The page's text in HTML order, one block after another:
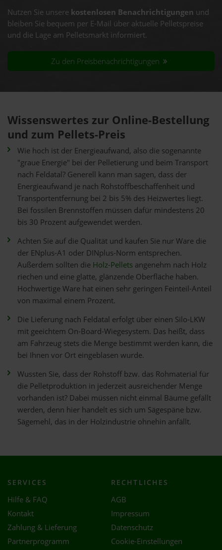
Nutzen Sie unsere kostenlosen Benachrichtigungen und
bleiben Sie bequem per E-Mail über aktuelle Pelletspreise
und die Lage am Pelletsmarkt informiert.
Zu den Preisbenachrichtigungen
Wissenswertes zur Online-Bestellung
und zum Pellets-Preis
Wie hoch ist der Energieaufwand, also die sogenannte
"graue Energie" bei der Pelletierung und beim Transport
nach Feldatal? Generell kann man sagen, dass der
Energieaufwand je nach Rohstoffbeschaffenheit und
Transportentfernung bei 2 bis 5% des Heizwertes liegt.
Bei fossilen Brennstoffen müssen dafür mindestens 20
bis 30 Prozent aufgewendet werden.
Achten Sie auf die Qualität und kaufen Sie nur Ware die
der ENplus-A1 oder DINplus-Norm entsprechen.
Außerdem sollten die Holz-Pellets angenehm nach Holz
riechen und eine glatte, glänzende Oberfläche haben.
Hochwertige Ware hat einen sehr geringen Feinteil-Anteil
von maximal einem Prozent.
Die Lieferung nach Feldatal erfolgt über einen Silo-LKW
mit geeichtem On-Board-Wiegesystem. Das heißt, dass
am Fahrzeug stets die Menge bestimmt werden kann, die
bei Ihnen vor Ort eingeblasen wurde.
Wussten Sie, dass der Rohstoff bzw. das Rohmaterial für
die Pelletproduktion in jederzeit ausreichender Menge
vorhanden ist? Dabei müssen nicht einmal Bäume gefällt
werden, denn hier handelt es sich um Sägespäne bzw.
Sägemehl, das in der Holzindustrie ohnehin anfällt.
SERVICES
Hilfe & FAQ
Kontakt
Zahlung & Lieferung
Partnerprogramm
RECHTLICHES
AGB
Impressum
Datenschutz
Cookie-Einstellungen